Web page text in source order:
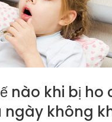
nào khi bị ho
không